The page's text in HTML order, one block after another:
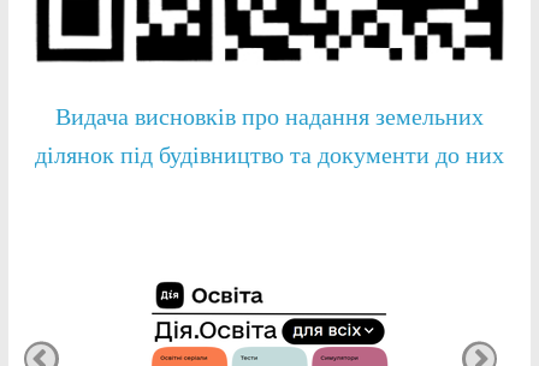
Видача висновків про надання земельних
ділянок під будівництво та документи до них